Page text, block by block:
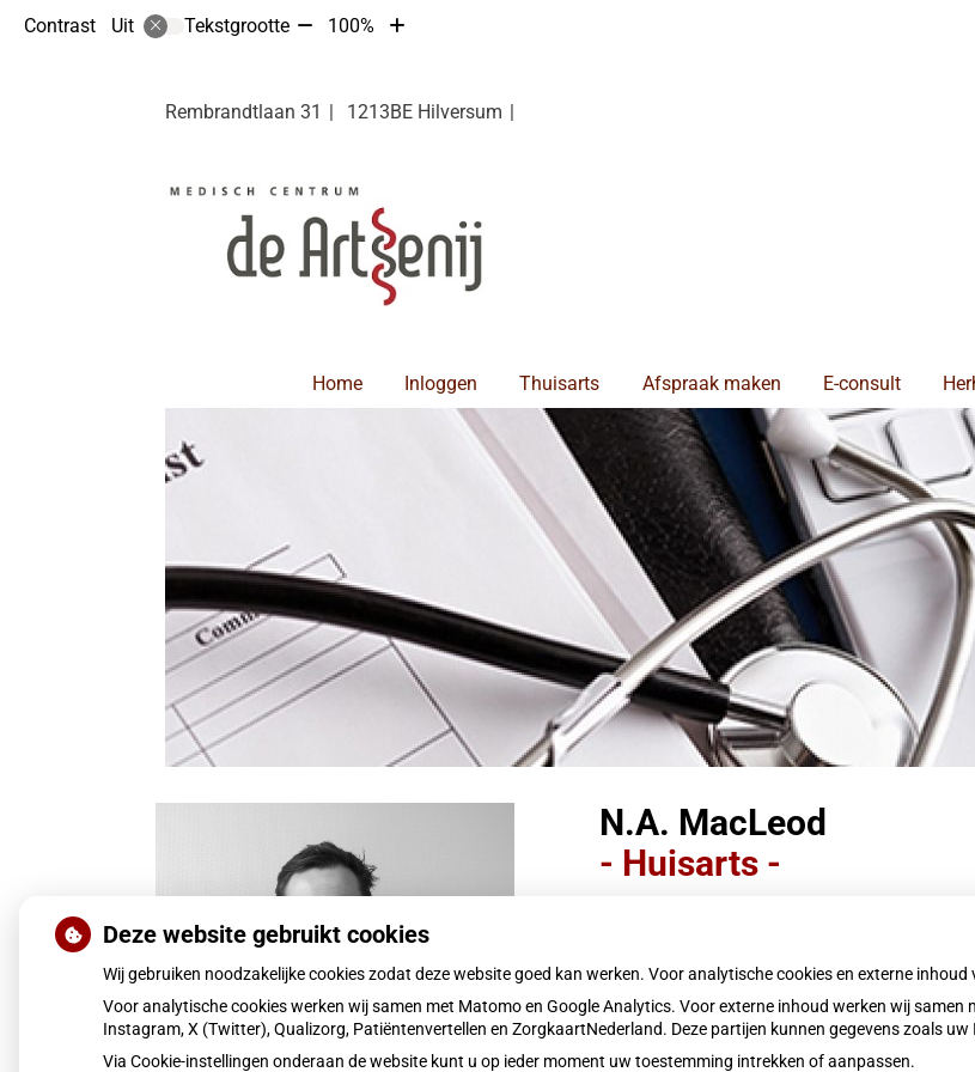
Contrast Uit Tekstgrootte Tekst
10%
100%
Tekst
10%
Rembrandtlaan 31 1213BE Hilversum
Home Inloggen Thuisarts Afspraak maken E-consult
N.A. MacLeod
- Huisarts -
Ma Dinsdag
Di Wo Do
Terug naar overzicht
Deze website gebruikt cookies
Wij gebruiken noodzakelijke cookies zodat deze website goed kan werken. Voor analytische cookies en externe
Voor analytische cookies werken wij samen met Matomo en Google Analytics. Voor externe inhoud werken wij samen
Instagram, X (Twitter), Qualizorg, Patiëntenvertellen en ZorgkaartNederland. Deze partijen kunnen gegevens zoals uw
Via Cookie-instellingen onderaan de website kunt u op ieder moment uw toestemming intrekken of aanpassen.